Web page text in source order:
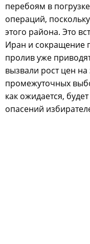
перебоям в
операций,
этого района. Это
Иран и сокращение
пролив уже
вызвали рост цен
промежуточных
как ожидается,
опасений